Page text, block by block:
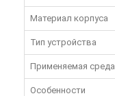
Материал корпуса
Тип устройства
Применяемая среда
Особенности